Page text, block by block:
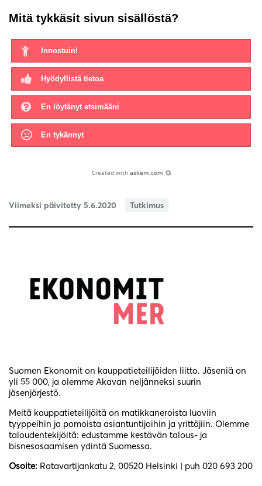
Mitä tykkäsit sivun sisällöstä?
Innostuin!
Hyödyllistä tietoa
En löytänyt etsimääni
En tykännyt
Created with askem.com
Viimeksi päivitetty 5.6.2020 Tutkimus
Suomen Ekonomit on kauppatieteilijöiden liitto. Jäseniä on
yli 55 000, ja olemme Akavan neljänneksi suurin
jäsenjärjestö.
Meitä kauppatieteilijöitä on matikkaneroista luoviin
tyyppeihin ja pomoista asiantuntijoihin ja yrittäjiin. Olemme
taloudentekijöitä: edustamme kestävän talous- ja
bisnesosaamisen ydintä Suomessa.
Osoite: Ratavartijankatu 2, 00520 Helsinki | puh 020 693 200